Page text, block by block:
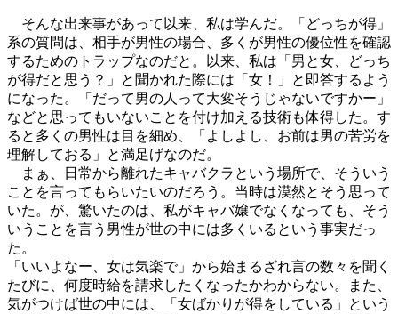
そんな出来事があって以来、私は学んだ。「どっちが得」
系の質問は、相手が男性の場合、多くが男性の優位性を確認
するためのトラップなのだと。以来、私は「男と女、どっち
が得だと思う？」と聞かれた際には「女！」と即答するよう
になった。「だって男の人って大変そうじゃないですかー」
などと思ってもいないことを付け加える技術も体得した。す
ると多くの男性は目を細め、「よしよし、お前は男の苦労を
理解しておる」と満足げなのだ。
まぁ、日常から離れたキャバクラという場所で、そういう
ことを言ってもらいたいのだろう。当時は漠然とそう思って
いた。が、驚いたのは、私がキャバ嬢でなくなっても、そう
いうことを言う男性が世の中には多くいるという事実だっ
た。
「いいよなー、女は気楽で」から始まるざれ言の数々を聞く
たびに、何度時給を請求したくなったかわからない。また、
気がつけば世の中には、「女ばかりが得をしている」という